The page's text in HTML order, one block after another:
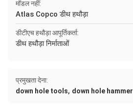
मॉडल नहीं:
Atlas Copco डीथ हथौड़ा
डीटीएच हथौड़ा आपूर्तिकर्ता:
डीथ हथौड़ा निर्माताओं
प्रमुखता देना:
down hole tools, down hole hammer